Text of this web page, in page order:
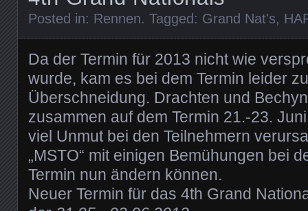
Posted in: Rennen. Tagged: Grand Nat's,
Da der Termin für 2013 nicht wie
wurde, kam es bei dem Termin leider
Überschneidung. Drachten und
zusammen auf dem Termin 21.-23.
viel Unmut bei den Teilnehmern
„MSTO“ mit einigen Bemühungen bei
Termin nun ändern können.
Neuer Termin für das 4th Grand